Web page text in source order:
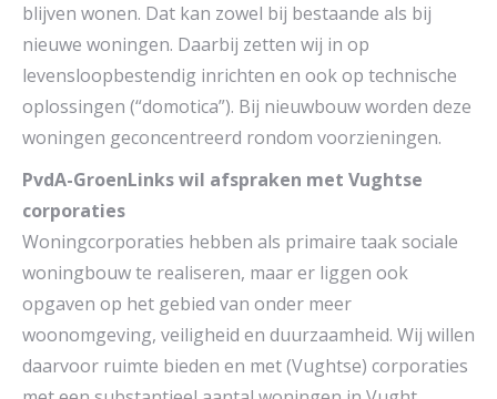
blijven wonen. Dat kan zowel bij bestaande als bij
nieuwe woningen. Daarbij zetten wij in op
levensloopbestendig inrichten en ook op technische
oplossingen (“domotica”). Bij nieuwbouw worden deze
woningen geconcentreerd rondom voorzieningen.
PvdA-GroenLinks wil afspraken met Vughtse
corporaties
Woningcorporaties hebben als primaire taak sociale
woningbouw te realiseren, maar er liggen ook
opgaven op het gebied van onder meer
woonomgeving, veiligheid en duurzaamheid. Wij willen
daarvoor ruimte bieden en met (Vughtse) corporaties